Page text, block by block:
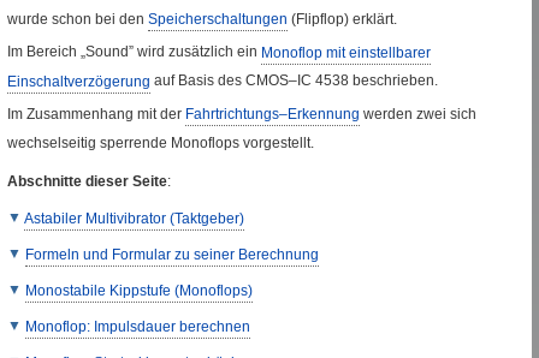
wurde schon bei den Speicherschaltungen (Flipflop) erklärt.
Im Bereich „Sound” wird zusätzlich ein Monoflop mit einstellbarer
Einschaltverzögerung auf Basis des CMOS– IC 4538 beschrieben.
Im Zusammenhang mit der Fahrtrichtungs–Erkennung werden zwei sich
wechselseitig sperrende Monoflops vorgestellt.
Abschnitte dieser Seite:
Astabiler Multivibrator (Taktgeber)
Formeln und Formular zu seiner Berechnung
Monostabile Kippstufe (Monoflops)
Monoflop: Impulsdauer berechnen